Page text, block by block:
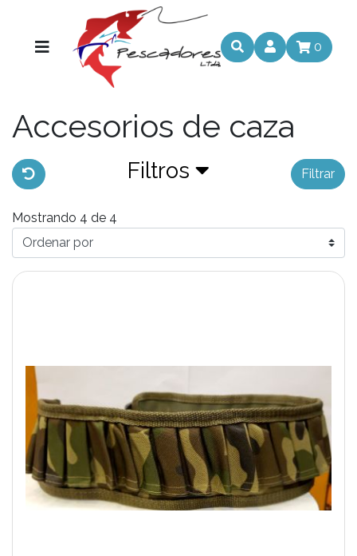
0
Accesorios de caza
Filtros Filtrar
Mostrando 4 de 4